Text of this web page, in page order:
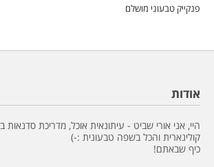
פנקייק טבעוני מושלם
אודות
היי, אני אורי שביט - עיתונאית אוכל, מדריכת סדנאות
קולינארית והכל בשפה טבעונית :-)
כיף שבאתם!